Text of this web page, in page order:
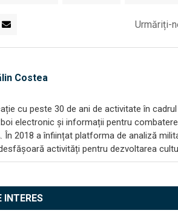
Urmăriți-
Costea
cu peste 30 de ani de activitate în
electronic și informații pentru
În 2018 a înființat platforma de analiză
activități pentru dezvoltarea
INTERES